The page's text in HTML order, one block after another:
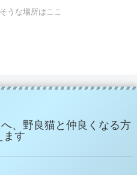
うな場所はここ
、野良猫と仲良くなる方
ます